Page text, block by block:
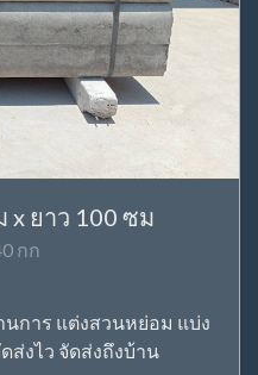
x ยาว 100 ซม
กก
นการ แต่งสวนหย่อม แบ่ง
ส่งไว จัดส่งถึงบ้าน